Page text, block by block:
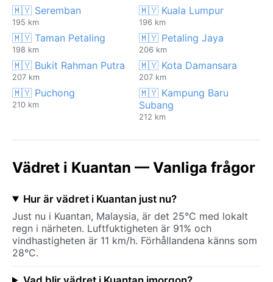
🇲🇾 Seremban
195 km
🇲🇾 Kuala Lumpur
196 km
🇲🇾 Taman Petaling
198 km
🇲🇾 Petaling Jaya
206 km
🇲🇾 Bukit Rahman Putra
207 km
🇲🇾 Kota Damansara
207 km
🇲🇾 Puchong
210 km
🇲🇾 Kampung Baru
Subang
212 km
Vädret i Kuantan — Vanliga frågor
Hur är vädret i Kuantan just nu?
Just nu i Kuantan, Malaysia, är det 25°C med lokalt
regn i närheten. Luftfuktigheten är 91% och
vindhastigheten är 11 km/h. Förhållandena känns som
28°C.